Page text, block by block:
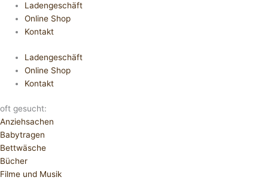
Ladengeschäft
Online Shop
Kontakt
Ladengeschäft
Online Shop
Kontakt
oft gesucht:
Anziehsachen
Babytragen
Bettwäsche
Bücher
Filme und Musik